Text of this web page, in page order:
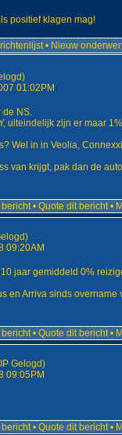
positief klagen mag!
• Nieuw
01:02PM
de NS.
uiteindelijk zijn er maar
Wel in in Veolia,
van krijgt, pak dan de
• Quote dit bericht •
09:20AM
jaar gemiddeld 0%
en Arriva sinds
• Quote dit bericht •
Gelogd)
09:05PM
• Quote dit bericht •